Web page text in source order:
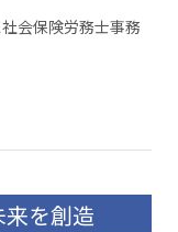
会保険労務士事務
を創造